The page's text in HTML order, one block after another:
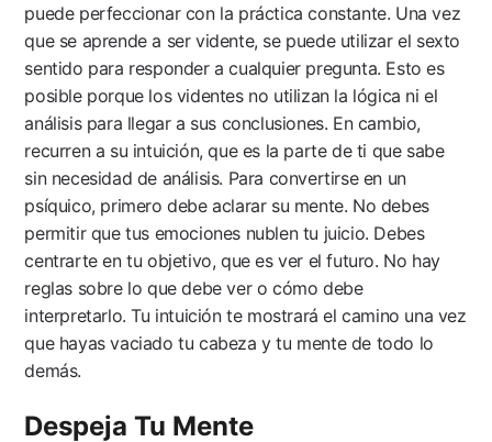
puede perfeccionar con la práctica constante. Una vez
que se aprende a ser vidente, se puede utilizar el sexto
sentido para responder a cualquier pregunta. Esto es
posible porque los videntes no utilizan la lógica ni el
análisis para llegar a sus conclusiones. En cambio,
recurren a su intuición, que es la parte de ti que sabe
sin necesidad de análisis. Para convertirse en un
psíquico, primero debe aclarar su mente. No debes
permitir que tus emociones nublen tu juicio. Debes
centrarte en tu objetivo, que es ver el futuro. No hay
reglas sobre lo que debe ver o cómo debe
interpretarlo. Tu intuición te mostrará el camino una vez
que hayas vaciado tu cabeza y tu mente de todo lo
demás.
Despeja Tu Mente